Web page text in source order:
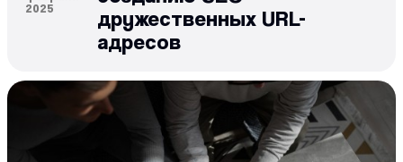
2025
дружественных URL-
адресов